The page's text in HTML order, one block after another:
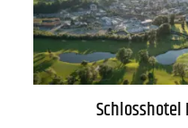
Schlosshotel